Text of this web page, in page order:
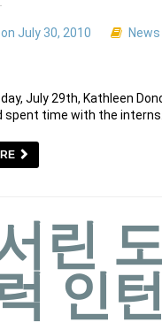
July 30, 2010 News
July 29th, Kathleen
spent time with the
린
인